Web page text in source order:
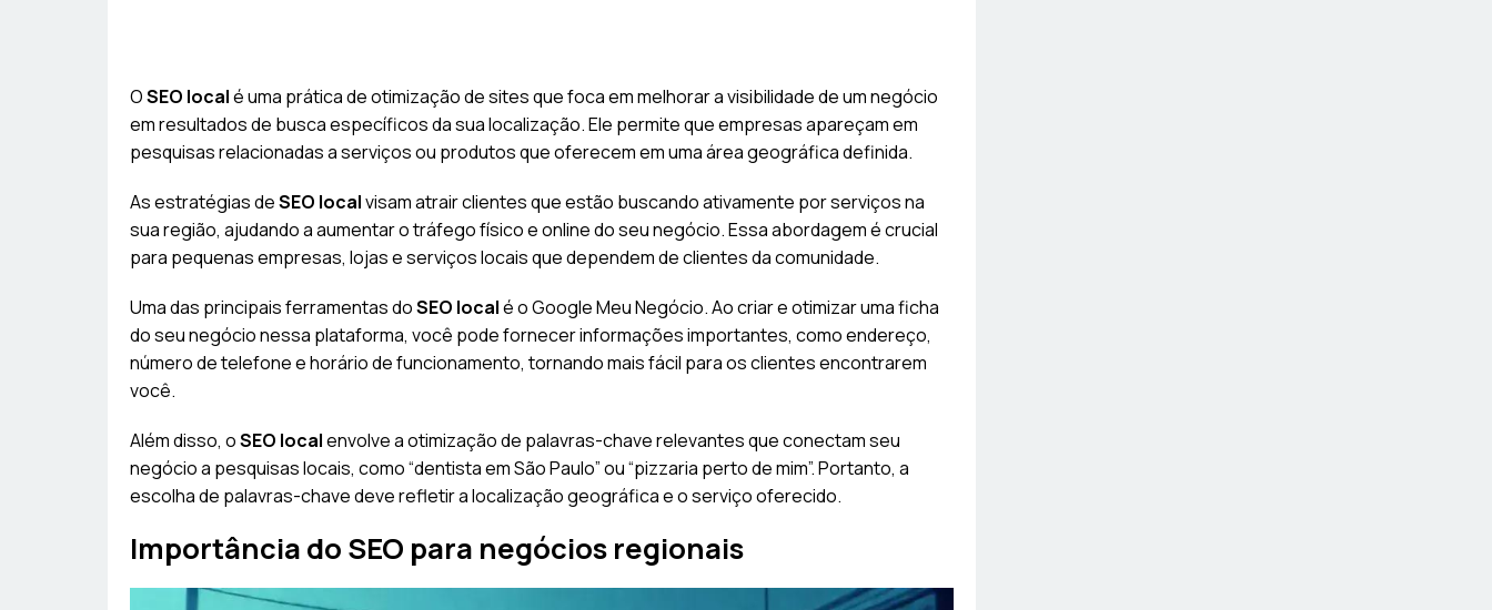
OSEO localé uma prática de otimização de sites que foca em melhorar a visibilidade de um negócio
em resultados de busca específicos da sua localização. Ele permite que empresas apareçam em
pesquisas relacionadas a serviços ou produtos que oferecem em uma área geográfica definida.
As estratégias deSEO localvisam atrair clientes que estão buscando ativamente por serviços na
sua região, ajudando a aumentar o tráfego físico e online do seu negócio. Essa abordagem é crucial
para pequenas empresas, lojas e serviços locais que dependem de clientes da comunidade.
Uma das principais ferramentas doSEO localé o Google Meu Negócio. Ao criar e otimizar uma ficha
do seu negócio nessa plataforma, você pode fornecer informações importantes, como endereço,
número de telefone e horário de funcionamento, tornando mais fácil para os clientes encontrarem
você.
Além disso, oSEO localenvolve a otimização de palavras-chave relevantes que conectam seu
negócio a pesquisas locais, como “dentista em São Paulo” ou “pizzaria perto de mim”. Portanto, a
escolha de palavras-chave deve refletir a localização geográfica e o serviço oferecido.
Importância do SEO para negócios regionais